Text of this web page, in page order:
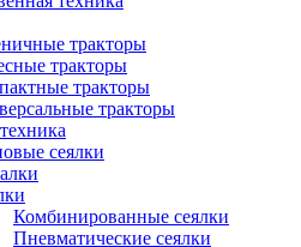
тракторы
тракторы
тракторы
тракторы
сеялки
Комбинированные сеялки
Пневматические сеялки